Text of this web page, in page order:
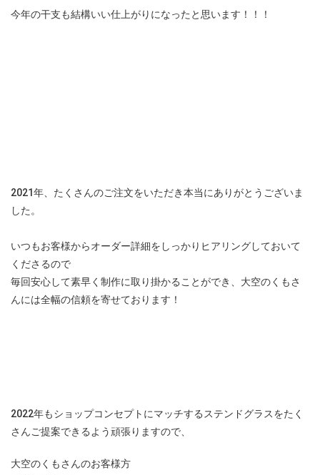
今年の干支も結構いい仕上がりになったと思います！！！
2021年、たくさんのご注文をいただき本当にありがとうございま
した。
いつもお客様からオーダー詳細をしっかりヒアリングしておいて
くださるので
毎回安心して素早く制作に取り掛かることができ、大空のくもさ
んには全幅の信頼を寄せております！
2022年もショップコンセプトにマッチするステンドグラスをたく
さんご提案できるよう頑張りますので、
大空のくもさんのお客様方